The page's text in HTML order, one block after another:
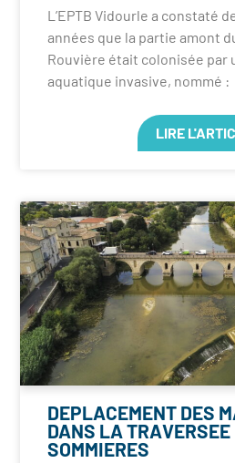
L’EPTB Vidourle a constaté
années que la partie amont
Rouvière était colonisée par
aquatique invasive, nommé :
LIRE
DEPLACEMENT DES
DANS LA TRAVERSEE
SOMMIERES